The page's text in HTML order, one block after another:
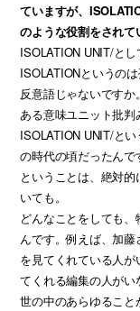
ていますが、
のような役割をされて
ISOLATION UNIT/と
ISOLATIONというの
反意語じゃないですか。
ある意味ユニット批
ISOLATION UNIT/と
の時代の頃だったん
ということは、絶対
いても。
どんなことをしても
んです。例えば、加
を見てくれている人
てくれる編集の人がい
世の中のあらゆるこ